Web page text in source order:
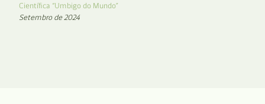
Científica “Umbigo do Mundo”
Setembro de 2024